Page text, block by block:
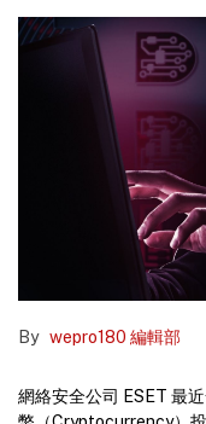
By wepro180 編輯部
網絡安全公司 ESET 最